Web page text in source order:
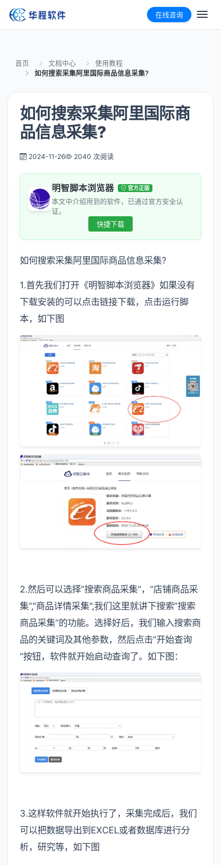
在线咨询
首页 文档中心
使用教程
如何搜索采集阿里国际商品信息采集?
如何搜索采集阿里国际商
品信息采集?
2024-11-26 2040 次阅读
明智脚本浏览器 官方正版
本文中介绍用到的软件，已通过官方安全认
证。
快捷下载
如何搜索采集阿里国际商品信息采集?
1.首先我们打开《明智脚本浏览器》如果没有
下载安装的可以点击链接下载，点击运行脚
本，如下图
2.然后可以选择”搜索商品采集“，”店铺商品采
集“,"商品详情采集",我们这里就讲下搜索”搜索
商品采集“的功能。选择好后，我们输入搜索商
品的关键词及其他参数，然后点击”开始查询
“按钮，软件就开始启动查询了。如下图：
3.这样软件就开始执行了，采集完成后，我们
可以把数据导出到EXCEL或者数据库进行分
析，研究等，如下图